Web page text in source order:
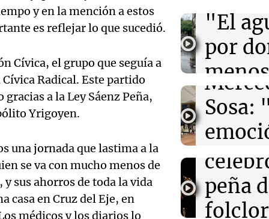
y en la mención a estos
es reflejar lo que sucedió.
Cívica, el grupo que seguía a
Radical. Este partido
a la Ley Sáenz Peña,
Yrigoyen.
una jornada que lastima a la
se va con mucho menos de
sus ahorros de toda la vida
casa en Cruz del Eje, en
médicos y los diarios lo
Clima
Clima en
tiempo este
Clima en
el tiempo este
agosto
Clima en
el tiempo
agosto
"El
por
menos
Una
Rosario
Episodios
Audio.
huella
Sosa:
filtro
Una
Rosario
Audio.
peña
Audio.